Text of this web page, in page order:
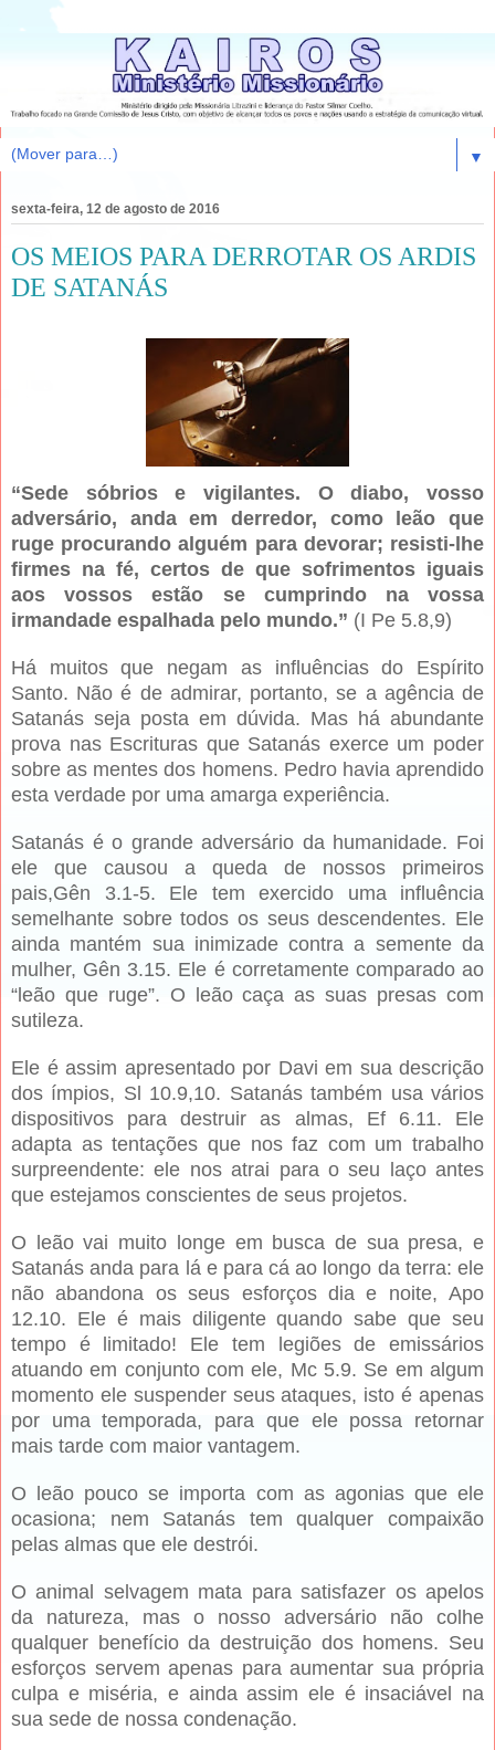
▼
sexta-feira, 12 de agosto de 2016
OS MEIOS PARA DERROTAR OS ARDIS
DE SATANÁS
“Sede sóbrios e vigilantes. O diabo, vosso
adversário, anda em derredor, como leão que
ruge procurando alguém para devorar; resisti-lhe
firmes na fé, certos de que sofrimentos iguais
aos vossos estão se cumprindo na vossa
irmandade espalhada pelo mundo.” (I Pe 5.8,9)
Há muitos que negam as influências do Espírito
Santo. Não é de admirar, portanto, se a agência de
Satanás seja posta em dúvida. Mas há abundante
prova nas Escrituras que Satanás exerce um poder
sobre as mentes dos homens. Pedro havia aprendido
esta verdade por uma amarga experiência.
Satanás é o grande adversário da humanidade. Foi
ele que causou a queda de nossos primeiros
pais,Gên 3.1-5. Ele tem exercido uma influência
semelhante sobre todos os seus descendentes. Ele
ainda mantém sua inimizade contra a semente da
mulher, Gên 3.15. Ele é corretamente comparado ao
“leão que ruge”. O leão caça as suas presas com
sutileza.
Ele é assim apresentado por Davi em sua descrição
dos ímpios, Sl 10.9,10. Satanás também usa vários
dispositivos para destruir as almas, Ef 6.11. Ele
adapta as tentações que nos faz com um trabalho
surpreendente: ele nos atrai para o seu laço antes
que estejamos conscientes de seus projetos.
O leão vai muito longe em busca de sua presa, e
Satanás anda para lá e para cá ao longo da terra: ele
não abandona os seus esforços dia e noite, Apo
12.10. Ele é mais diligente quando sabe que seu
tempo é limitado! Ele tem legiões de emissários
atuando em conjunto com ele, Mc 5.9. Se em algum
momento ele suspender seus ataques, isto é apenas
por uma temporada, para que ele possa retornar
mais tarde com maior vantagem.
O leão pouco se importa com as agonias que ele
ocasiona; nem Satanás tem qualquer compaixão
pelas almas que ele destrói.
O animal selvagem mata para satisfazer os apelos
da natureza, mas o nosso adversário não colhe
qualquer benefício da destruição dos homens. Seu
esforços servem apenas para aumentar sua própria
culpa e miséria, e ainda assim ele é insaciável na
sua sede de nossa condenação.